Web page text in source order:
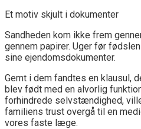
Et motiv skjult i dokumenter
Sandheden kom ikke frem
gennem papirer. Uger før
sine ejendomsdokumenter.
Gemt i dem fandtes en klausul,
blev født med en alvorlig
forhindrede selvstændighed,
familiens trust overgå til en
vores faste læge.